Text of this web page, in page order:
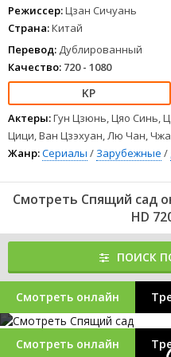
Режиссер:Цзан Сичуань
Страна:Китай
Перевод: Дублированный
Качество: 720 - 1080
Актеры:Гун Цзюнь, Цяо Синь,
Цици, Ван Цзэхуан, Лю Чан,
Жанр:Сериалы / Зарубежные /
Смотреть Спящий сад
HD
ПОИСК
Смотреть онлайн
Смотреть онлайн